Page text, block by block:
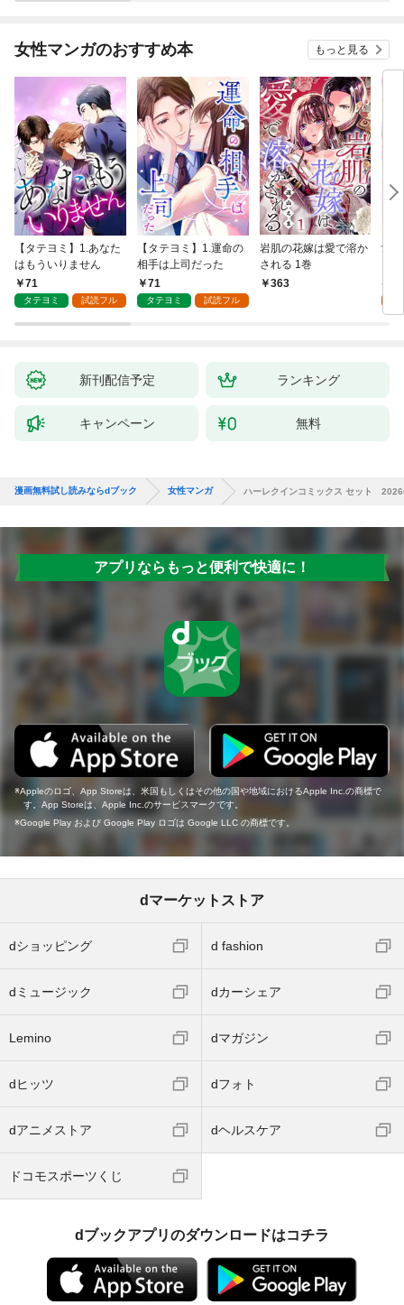
らない件～ 第1話
女性マンガのおすすめ本 もっと見る
【タテヨミ】1.あなた
はもういりません
71
タテヨミ 試読フル
【タテヨミ】1.運命の
相手は上司だった
71
タテヨミ 試読フル
岩肌の花嫁は愛で溶か
される 1巻
363
愛
新刊配信予定 ランキング
キャンペーン 無料
漫画無料試し読みならdブック 女性マンガ ハーレクインコミックス セット
アプリならもっと便利で快適に！
Appleのロゴ、App Storeは、米国もしくはその他の国や地域におけるApple Inc.の商標で
す。App Storeは、Apple Inc.のサービスマークです。
Google Play および Google Play ロゴは Google LLC の商標です。
dマーケットストア
dショッピング d fashion
dミュージック dカーシェア
Lemino dマガジン
dヒッツ dフォト
dアニメストア dヘルスケア
ドコモスポーツくじ
dブックアプリのダウンロードはコチラ